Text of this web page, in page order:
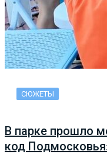
СЮЖЕТЫ
В парке прошло
код